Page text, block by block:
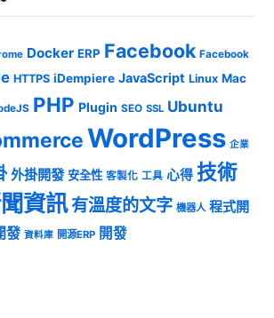
Docker ERP Facebook Facebook
HTTPS iDempiere JavaScript Linux Mac
PHP Plugin SEO SSL Ubuntu
WordPress 企業
外掛開發 安全性 客製化 工具 心得 技術
資訊有溫度的文字 機器人 程式開
發 資料庫 開源ERP 開發